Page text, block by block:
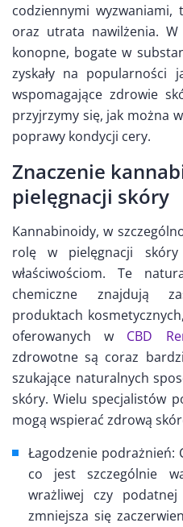
codziennymi wyzwaniami,
oraz utrata nawilżenia.
konopne, bogate w
zyskały na popularności
wspomagające zdrowie
przyjrzymy się, jak można
poprawy kondycji cery.
Znaczenie
pielęgnacji skóry
Kannabinoidy, w
rolę w pielęgnacji
właściwościom. Te
chemiczne znajdują
produktach
oferowanych w CBD
zdrowotne są coraz
szukające naturalnych
skóry. Wielu specjalistów
mogą wspierać zdrową
Łagodzenie podrażnień:
co jest szczególnie
wrażliwej czy
zmniejsza się